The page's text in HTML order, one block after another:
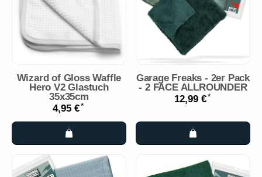
Wizard of Gloss Waffle
Hero V2 Glastuch
35x35cm
4,95 €*
Garage Freaks - 2er Pack
- 2 FACE ALLROUNDER
12,99 €*